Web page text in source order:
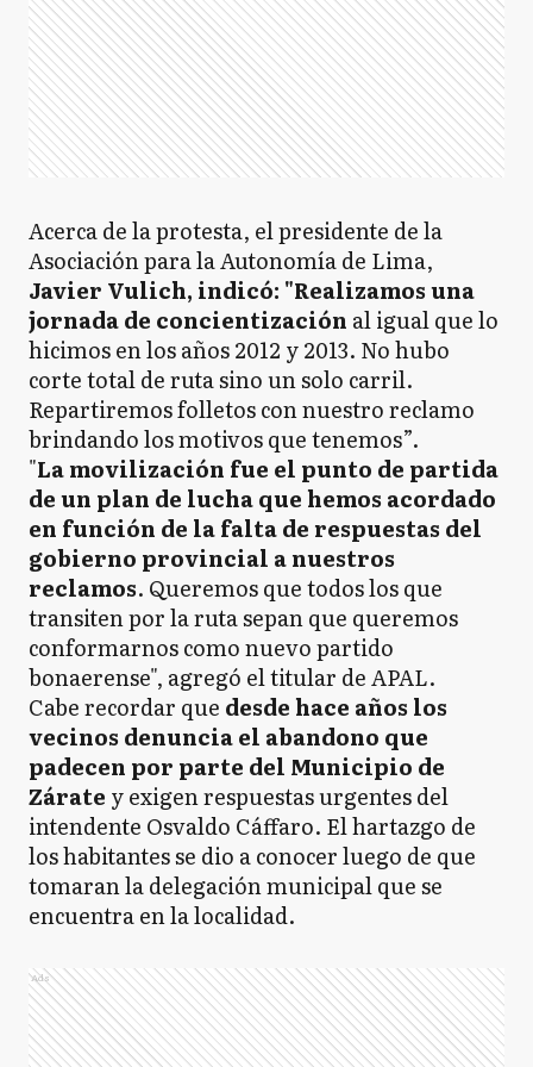
Acerca de la protesta, el presidente de la
Asociación para la Autonomía de Lima,
Javier Vulich, indicó: "Realizamos una
jornada de concientización al igual que lo
hicimos en los años 2012 y 2013. No hubo
corte total de ruta sino un solo carril.
Repartiremos folletos con nuestro reclamo
brindando los motivos que tenemos”.
"La movilización fue el punto de partida
de un plan de lucha que hemos acordado
en función de la falta de respuestas del
gobierno provincial a nuestros
reclamos. Queremos que todos los que
transiten por la ruta sepan que queremos
conformarnos como nuevo partido
bonaerense", agregó el titular de APAL.
Cabe recordar que desde hace años los
vecinos denuncia el abandono que
padecen por parte del Municipio de
Zárate y exigen respuestas urgentes del
intendente Osvaldo Cáffaro. El hartazgo de
los habitantes se dio a conocer luego de que
tomaran la delegación municipal que se
encuentra en la localidad.
Ads